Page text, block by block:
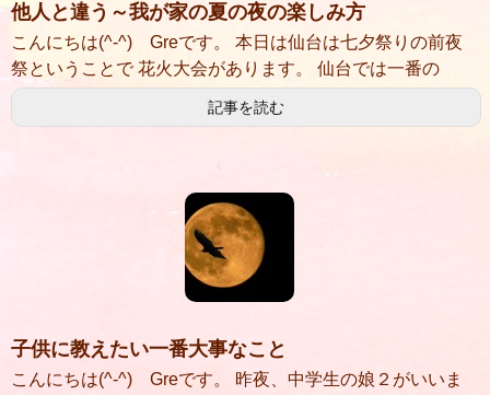
他人と違う～我が家の夏の夜の楽しみ方
こんにちは(^-^) Greです。 本日は仙台は七夕祭りの前夜
祭ということで 花火大会があります。 仙台では一番の
記事を読む
子供に教えたい一番大事なこと
こんにちは(^-^) Greです。 昨夜、中学生の娘２がいいま